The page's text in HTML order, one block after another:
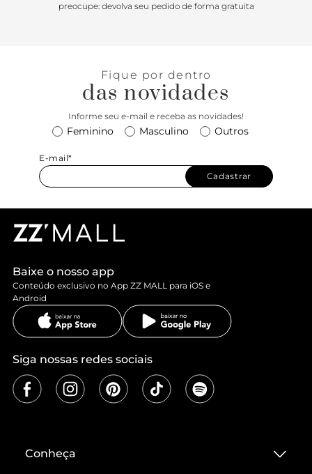
preocupe: devolva seu pedido de forma gratuita
Fique por dentro
das novidades
Informe seu e-mail e receba as novidades!
Feminino Masculino Outros
E-mail*
Cadastrar
Baixe o nosso app
Conteúdo exclusivo no App ZZ MALL para iOS e
Android
Siga nossas redes sociais
Conheça